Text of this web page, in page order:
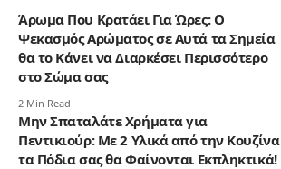
Άρωμα Που Κρατάει Για Ώρες: Ο
Ψεκασμός Αρώματος σε Αυτά τα Σημεία
θα το Κάνει να Διαρκέσει Περισσότερο
στο Σώμα σας
2 Min Read
Μην Σπαταλάτε Χρήματα για
Πεντικιούρ: Με 2 Υλικά από την Κουζίνα
τα Πόδια σας θα Φαίνονται Εκπληκτικά!